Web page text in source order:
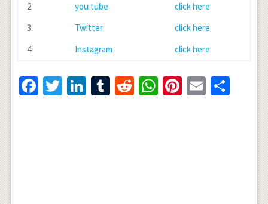
2.
you tube
click here
3.
Twitter
click here
4.
Instagram click here
Facebook
Twitter
LinkedIn
Tumblr
RedditWhatsApp
Pinterest
Email